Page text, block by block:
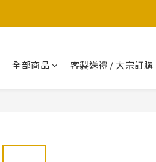
全部商品 客製送禮 / 大宗訂購